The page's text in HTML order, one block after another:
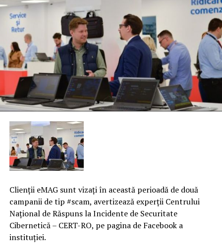
Clienţii eMAG sunt vizaţi în această perioadă de două
campanii de tip #scam, avertizează experţii Centrului
Naţional de Răspuns la Incidente de Securitate
Cibernetică – CERT-RO, pe pagina de Facebook a
instituţiei.